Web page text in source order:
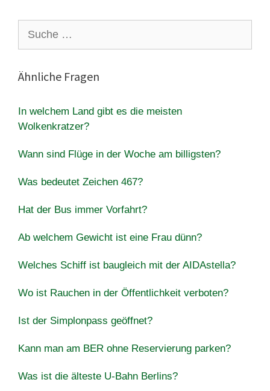
nach:
Ähnliche Fragen
In welchem Land gibt es die meisten
Wolkenkratzer?
Wann sind Flüge in der Woche am billigsten?
Was bedeutet Zeichen 467?
Hat der Bus immer Vorfahrt?
Ab welchem ​​Gewicht ist eine Frau dünn?
Welches Schiff ist baugleich mit der AIDAstella?
Wo ist Rauchen in der Öffentlichkeit verboten?
Ist der Simplonpass geöffnet?
Kann man am BER ohne Reservierung parken?
Was ist die älteste U-Bahn Berlins?